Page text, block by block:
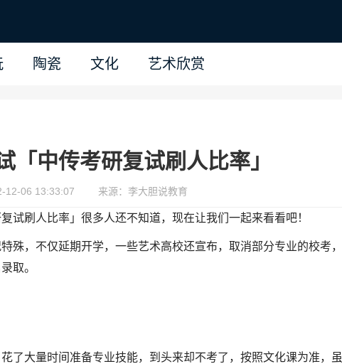
陶瓷 文化 艺术欣赏
「中传考研复试刷人比率」
12-06 13:33:07 来源：李大胆说教育
试刷人比率」很多人还不知道，现在让我们一起来看看吧！
殊，不仅延期开学，一些艺术高校还宣布，取消部分专业的校考，
取。
了大量时间准备专业技能，到头来却不考了，按照文化课为准，虽